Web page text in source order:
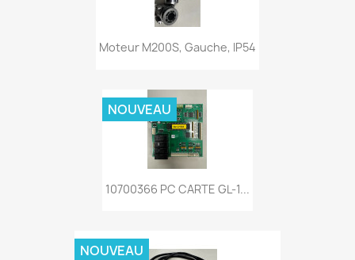
Moteur M200S, Gauche, IP54
10700366 PC CARTE GL-1...
NOUVEAU
NOUVEAU